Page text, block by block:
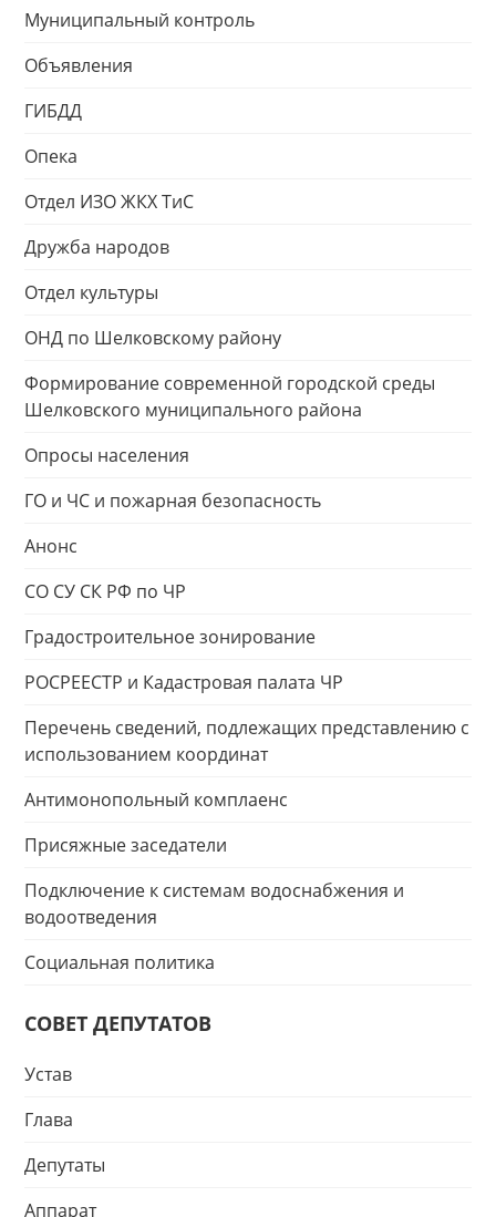
Муниципальный контроль
Объявления
ГИБДД
Опека
Отдел ИЗО ЖКХ ТиС
Дружба народов
Отдел культуры
ОНД по Шелковскому району
Формирование современной городской среды
Шелковского муниципального района
Опросы населения
ГО и ЧС и пожарная безопасность
Анонс
СО СУ СК РФ по ЧР
Градостроительное зонирование
РОСРЕЕСТР и Кадастровая палата ЧР
Перечень сведений, подлежащих представлению с
использованием координат
Антимонопольный комплаенс
Присяжные заседатели
Подключение к системам водоснабжения и
водоотведения
Социальная политика
СОВЕТ ДЕПУТАТОВ
Устав
Глава
Депутаты
Аппарат